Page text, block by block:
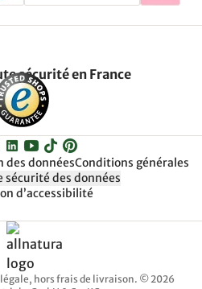
sécurité en France
des donnéesConditions générales
sécurité des données
d’accessibilité
hors frais de livraison. © 2026